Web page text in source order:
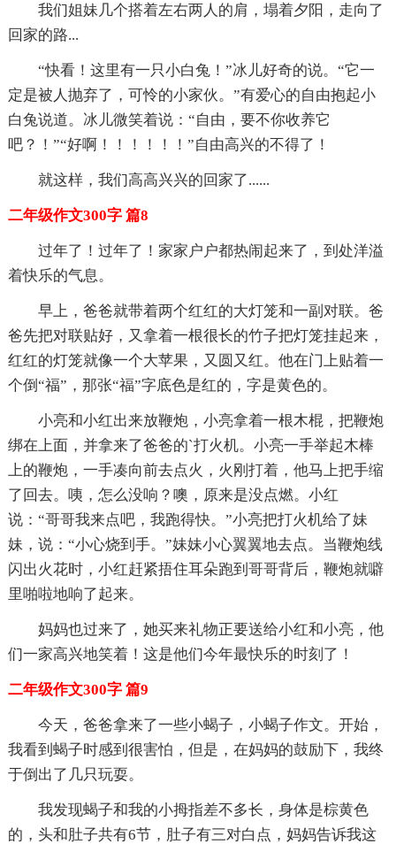
我们姐妹几个搭着左右两人的肩，塌着夕阳，走向了
回家的路...
“快看！这里有一只小白兔！”冰儿好奇的说。“它一
定是被人抛弃了，可怜的小家伙。”有爱心的自由抱起小
白兔说道。冰儿微笑着说：“自由，要不你收养它
吧？！”“好啊！！！！！！”自由高兴的不得了！
就这样，我们高高兴兴的回家了......
二年级作文300字 篇8
过年了！过年了！家家户户都热闹起来了，到处洋溢
着快乐的气息。
早上，爸爸就带着两个红红的大灯笼和一副对联。爸
爸先把对联贴好，又拿着一根很长的竹子把灯笼挂起来，
红红的灯笼就像一个大苹果，又圆又红。他在门上贴着一
个倒“福”，那张“福”字底色是红的，字是黄色的。
小亮和小红出来放鞭炮，小亮拿着一根木棍，把鞭炮
绑在上面，并拿来了爸爸的`打火机。小亮一手举起木棒
上的鞭炮，一手凑向前去点火，火刚打着，他马上把手缩
了回去。咦，怎么没响？噢，原来是没点燃。小红
说：“哥哥我来点吧，我跑得快。”小亮把打火机给了妹
妹，说：“小心烧到手。”妹妹小心翼翼地去点。当鞭炮线
闪出火花时，小红赶紧捂住耳朵跑到哥哥背后，鞭炮就噼
里啪啦地响了起来。
妈妈也过来了，她买来礼物正要送给小红和小亮，他
们一家高兴地笑着！这是他们今年最快乐的时刻了！
二年级作文300字 篇9
今天，爸爸拿来了一些小蝎子，小蝎子作文。开始，
我看到蝎子时感到很害怕，但是，在妈妈的鼓励下，我终
于倒出了几只玩耍。
我发现蝎子和我的小拇指差不多长，身体是棕黄色
的，头和肚子共有6节，肚子有三对白点，妈妈告诉我这